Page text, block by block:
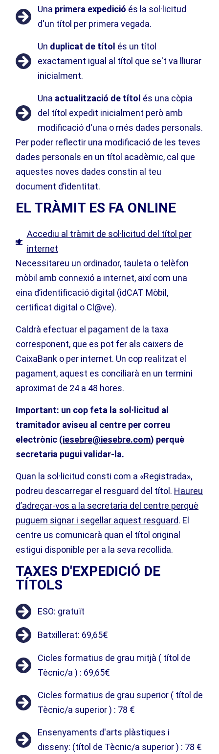
Una primera expedició és la sol·licitud
d'un títol per primera vegada.
Un duplicat de títol és un títol
exactament igual al títol que se't va lliurar
inicialment.
Una actualització de títol és una còpia
del títol expedit inicialment però amb
modificació d'una o més dades personals.
Per poder reflectir una modificació de les teves
dades personals en un títol acadèmic, cal que
aquestes noves dades constin al teu
document d’identitat.
EL TRÀMIT ES FA ONLINE
Accediu al tràmit de sol·licitud del títol per
internet
Necessitareu un ordinador, tauleta o telèfon
mòbil amb connexió a internet, així com una
eina d’identificació digital (idCAT Mòbil,
certificat digital o Cl@ve).
Caldrà efectuar el pagament de la taxa
corresponent, que es pot fer als caixers de
CaixaBank o per internet. Un cop realitzat el
pagament, aquest es conciliarà en un termini
aproximat de 24 a 48 hores.
Important: un cop feta la sol·licitud al
tramitador aviseu al centre per correu
electrònic (iesebre@iesebre.com) perquè
secretaria pugui validar-la.
Quan la sol·licitud consti com a «Registrada»,
podreu descarregar el resguard del títol. Haureu
d’adreçar-vos a la secretaria del centre perquè
puguem signar i segellar aquest resguard. El
centre us comunicarà quan el títol original
estigui disponible per a la seva recollida.
TAXES D'EXPEDICIÓ DE
TÍTOLS
ESO: gratuït
Batxillerat: 69,65€
Cicles formatius de grau mitjà ( títol de
Tècnic/a ) : 69,65€
Cicles formatius de grau superior ( títol de
Tècnic/a superior ) : 78 €
Ensenyaments d'arts plàstiques i
disseny: (títol de Tècnic/a superior ) : 78 €